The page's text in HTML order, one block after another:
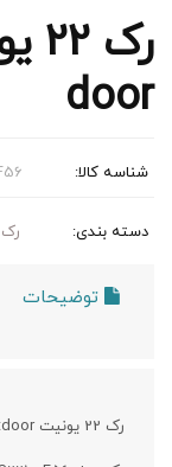
door
شناسه کالا:
دسته بندی: رک OUTDOOR ، رک بارانی ، رک بیرونی و رک IP
توضیحات
رک 22 یونیت outdoor با عمق 100 محصولی از کبیر صنعت می باشد.